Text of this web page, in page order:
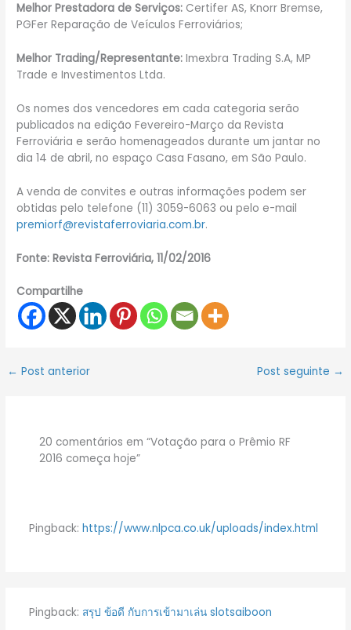
Melhor Prestadora de Serviços: Certifer AS, Knorr Bremse,
PGFer Reparação de Veículos Ferroviários;
Melhor Trading/Representante: Imexbra Trading S.A, MP
Trade e Investimentos Ltda.
Os nomes dos vencedores em cada categoria serão
publicados na edição Fevereiro-Março da Revista
Ferroviária e serão homenageados durante um jantar no
dia 14 de abril, no espaço Casa Fasano, em São Paulo.
A venda de convites e outras informações podem ser
obtidas pelo telefone (11) 3059-6063 ou pelo e-mail
premiorf@revistaferroviaria.com.br.
Fonte: Revista Ferroviária, 11/02/2016
Compartilhe
← Post anterior Post seguinte →
20 comentários em “Votação para o Prêmio RF
2016 começa hoje”
Pingback: https://www.nlpca.co.uk/uploads/index.html
Pingback: สรุป ข้อดี กับการเข้ามาเล่น slotsaiboon